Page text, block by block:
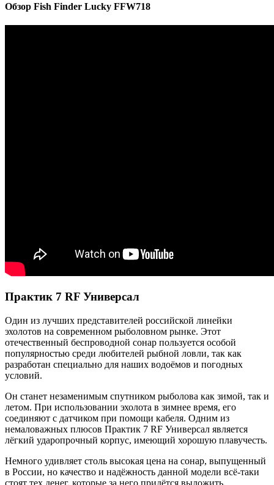
Обзор Fish Finder Lucky FFW718
Практик 7 RF Универсал
Один из лучших представителей российской линейки
эхолотов на современном рыболовном рынке. Этот
отечественный беспроводной сонар пользуется особой
популярностью среди любителей рыбной ловли, так как
разработан специально для наших водоёмов и погодных
условий.
Он станет незаменимым спутником рыболова как зимой, так и
летом. При использовании эхолота в зимнее время, его
соединяют с датчиком при помощи кабеля. Одним из
немаловажных плюсов Практик 7 RF Универсал является
лёгкий ударопрочный корпус, имеющий хорошую плавучесть.
Немного удивляет столь высокая цена на сонар, выпущенный
в России, но качество и надёжность данной модели всё-таки
стоят тех денег, которые за него придётся выложить.